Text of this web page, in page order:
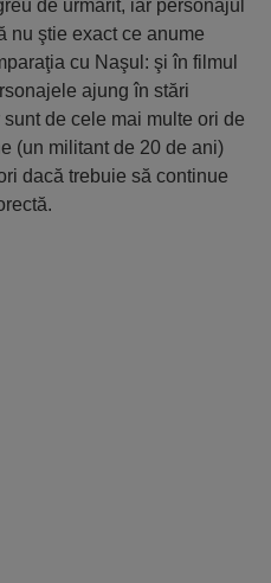
de urmărit, iar personajul
nu ştie exact ce anume
cu Naşul: şi în filmul
ajung în stări
de cele mai multe ori de
(un militant de 20 de ani)
dacă trebuie să continue